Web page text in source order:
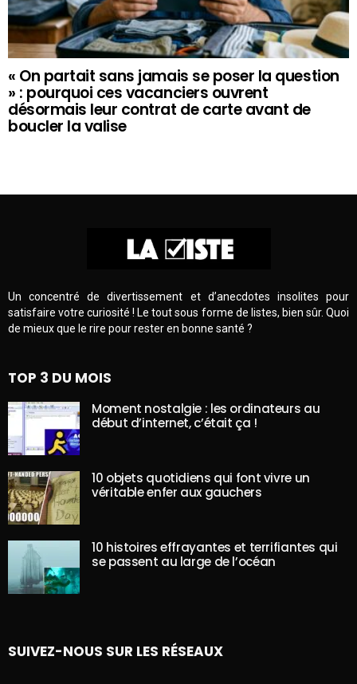
« On partait sans jamais se poser la question
» : pourquoi ces vacanciers ouvrent
désormais leur contrat de carte avant de
boucler la valise
Un concentré de divertissement et d’anecdotes insolites pour
satisfaire votre curiosité ! Le tout sous forme de listes, bien sûr. Quoi
de mieux que le rire pour rester en bonne santé ?
TOP 3 DU MOIS
Moment nostalgie : les ordinateurs au
début d’internet, c’était ça !
10 objets quotidiens qui font vivre un
véritable enfer aux gauchers
10 histoires effrayantes et terrifiantes qui
se passent au large de l’océan
SUIVEZ-NOUS SUR LES RÉSEAUX